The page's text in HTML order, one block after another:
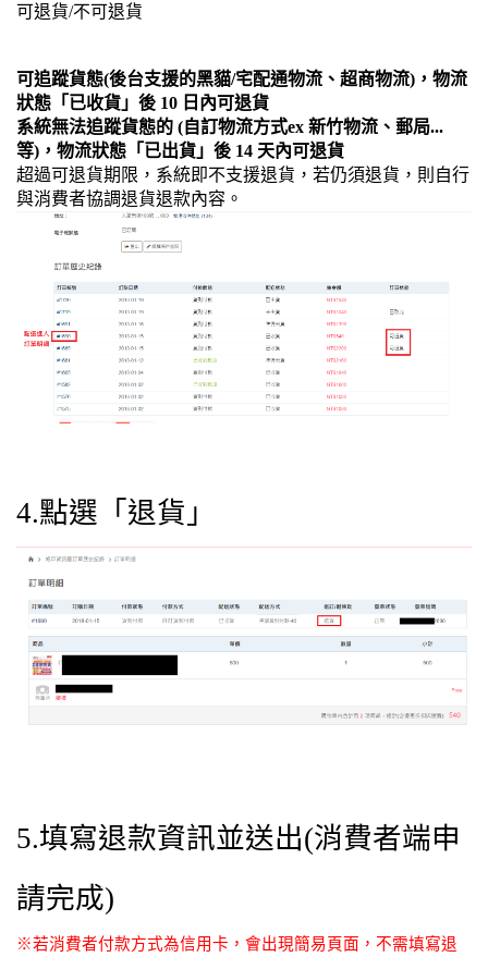
可退貨/不可退貨
可追蹤貨態(後台支援的黑貓/宅配通物流、超商物流)，物流
狀態「已收貨」後 10 日內可退貨
系統無法追蹤貨態的 (自訂物流方式ex 新竹物流、郵局...
等)，物流狀態「已出貨」後 14 天內可退貨
超過可退貨期限，系統即不支援退貨，若仍須退貨，則自行
與消費者協調退貨退款內容。
4.點選「退貨」
5.填寫退款資訊並送出(消費者端申
請完成)
※若消費者付款方式為信用卡，會出現簡易頁面，不需填寫退